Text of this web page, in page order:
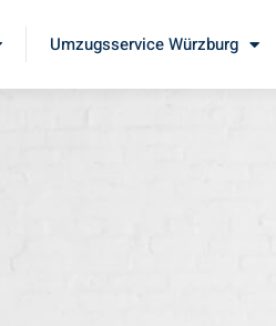
Umzugsservice Würzburg